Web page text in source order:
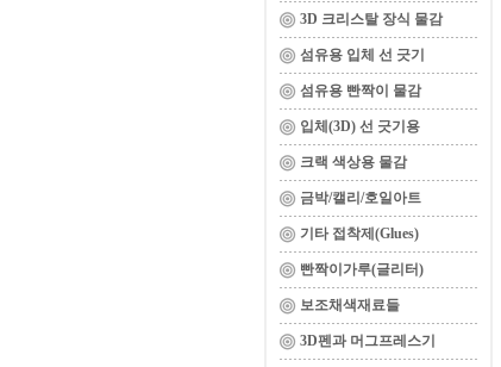
3D 크리스탈 장식 물감
섬유용 입체 선 긋기
섬유용 빤짝이 물감
입체(3D) 선 긋기용
크랙 색상용 물감
금박/캘리/호일아트
기타 접착제(Glues)
빤짝이가루(글리터)
보조채색재료들
3D펜과 머그프레스기